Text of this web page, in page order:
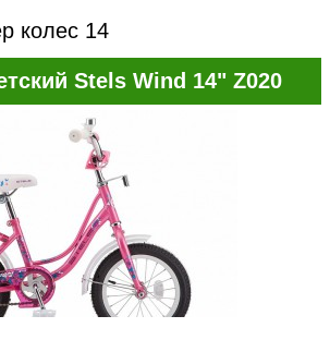
колес 14
Stels Wind 14" Z020